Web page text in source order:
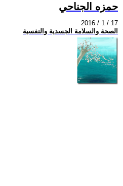
حمزه الجناحي
2016 / 1 / 17
الصحة والسلامة الجسدية والنفسية